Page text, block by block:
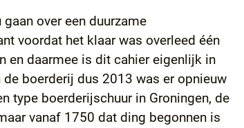
over een duurzame
voordat het klaar was overleed één
en daarmee is dit cahier eigenlijk in
boerderij dus 2013 was er opnieuw
type boerderijschuur in Groningen, de
vanaf 1750 dat ding begonnen is